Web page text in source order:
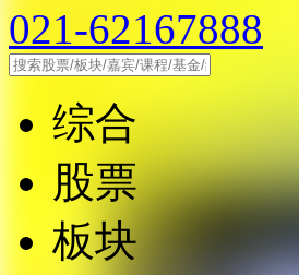
021-62167888
综合
股票
板块